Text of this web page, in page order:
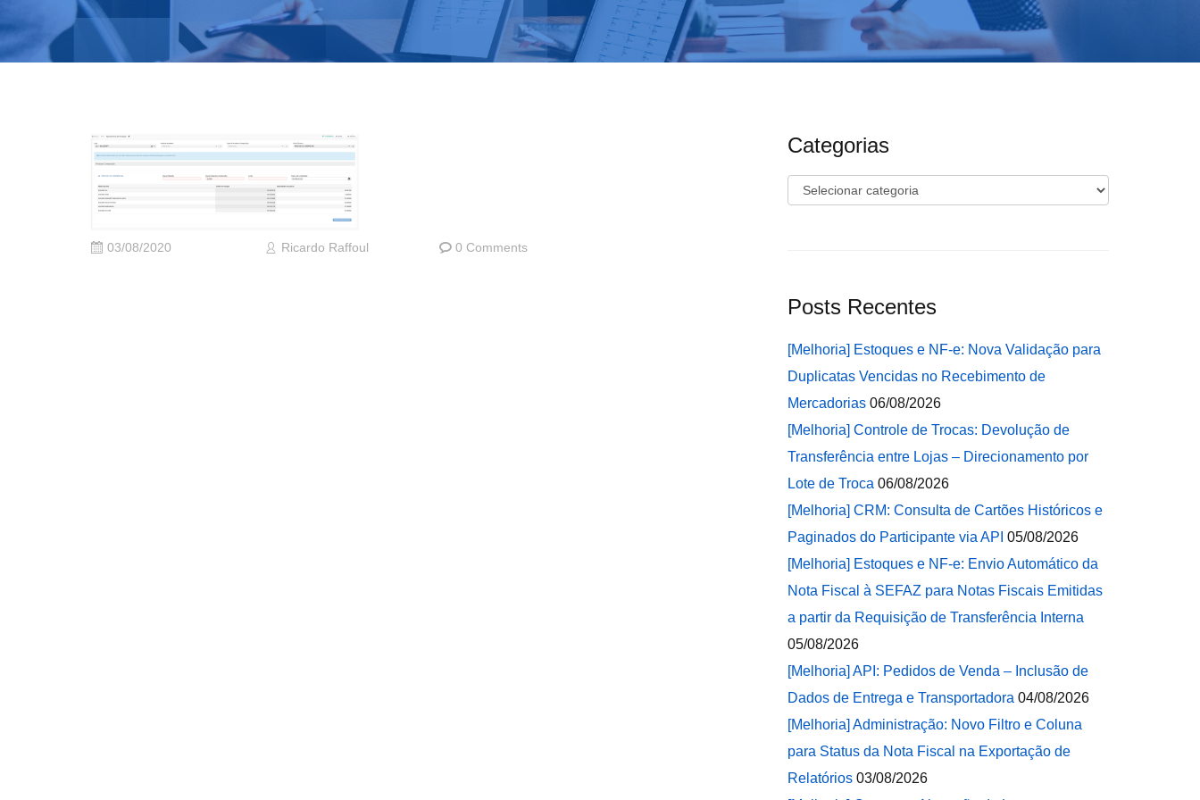
03/08/2020 Ricardo Raffoul 0 Comments
Categorias
Categorias
Posts Recentes
[Melhoria] Estoques e NF-e: Nova Validação para
Duplicatas Vencidas no Recebimento de
Mercadorias 06/08/2026
[Melhoria] Controle de Trocas: Devolução de
Transferência entre Lojas – Direcionamento por
Lote de Troca 06/08/2026
[Melhoria] CRM: Consulta de Cartões Históricos e
Paginados do Participante via API 05/08/2026
[Melhoria] Estoques e NF-e: Envio Automático da
Nota Fiscal à SEFAZ para Notas Fiscais Emitidas
a partir da Requisição de Transferência Interna
05/08/2026
[Melhoria] API: Pedidos de Venda – Inclusão de
Dados de Entrega e Transportadora 04/08/2026
[Melhoria] Administração: Novo Filtro e Coluna
para Status da Nota Fiscal na Exportação de
Relatórios 03/08/2026